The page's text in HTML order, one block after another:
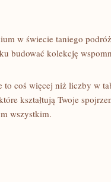
w świecie taniego
budować kolekcję
to coś więcej niż liczby w
kształtują Twoje
wszystkim.